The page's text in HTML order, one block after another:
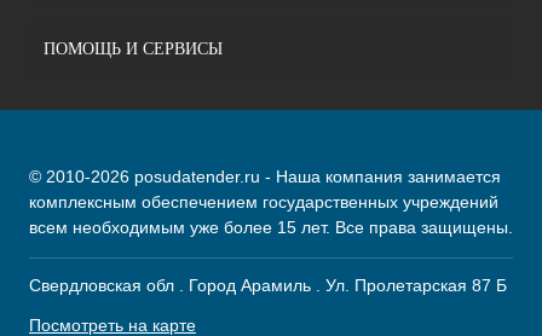
ПОМОЩЬ И СЕРВИСЫ
© 2010-2026 posudatender.ru - Наша компания занимается
комплексным обеспечением государственных учреждений
всем необходимым уже более 15 лет. Все права защищены.
Свердловская обл . Город Арамиль . Ул. Пролетарская 87 Б
Посмотреть на карте